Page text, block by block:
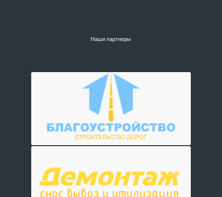
Наши партнеры